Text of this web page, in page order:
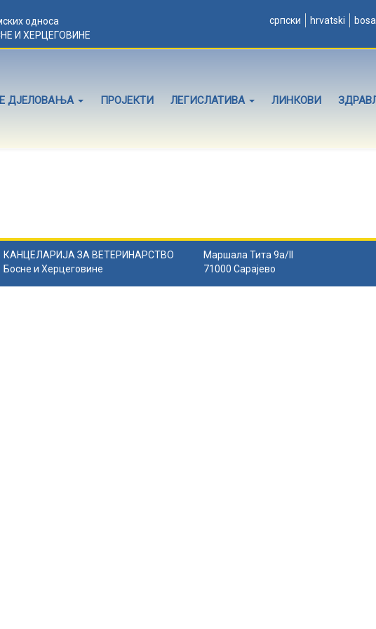
односа
И ХЕРЦЕГОВИНЕ
српски hrvatski
ДЈЕЛОВАЊА ПРОЈЕКТИ ЛЕГИСЛАТИВА ЛИНКОВИ
КАНЦЕЛАРИЈА ЗА ВЕТЕРИНАРСТВО
Босне и Херцеговине
Маршала Тита 9а/II
71000 Сарајево